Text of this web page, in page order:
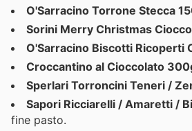
O'Sarracino Torrone Stecca
Sorini Merry Christmas
O'Sarracino Biscotti Ricoperti
Croccantino al Cioccolato
Sperlari Torroncini Teneri /
Sapori Ricciarelli / Amaretti /
fine pasto.